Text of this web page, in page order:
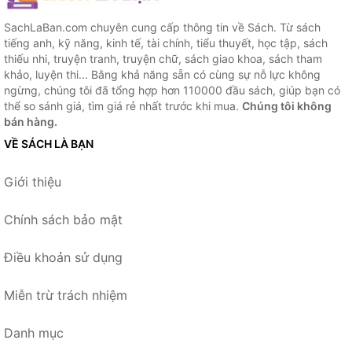
SachLaBan.com chuyên cung cấp thông tin về Sách. Từ sách
tiếng anh, kỹ năng, kinh tế, tài chính, tiểu thuyết, học tập, sách
thiếu nhi, truyện tranh, truyện chữ, sách giao khoa, sách tham
khảo, luyện thi... Bằng khả năng sẵn có cùng sự nỗ lực không
ngừng, chúng tôi đã tổng hợp hơn 110000 đầu sách, giúp bạn có
thể so sánh giá, tìm giá rẻ nhất trước khi mua. Chúng tôi không
bán hàng.
VỀ SÁCH LÀ BẠN
Giới thiệu
Chính sách bảo mật
Điều khoản sử dụng
Miễn trừ trách nhiệm
Danh mục